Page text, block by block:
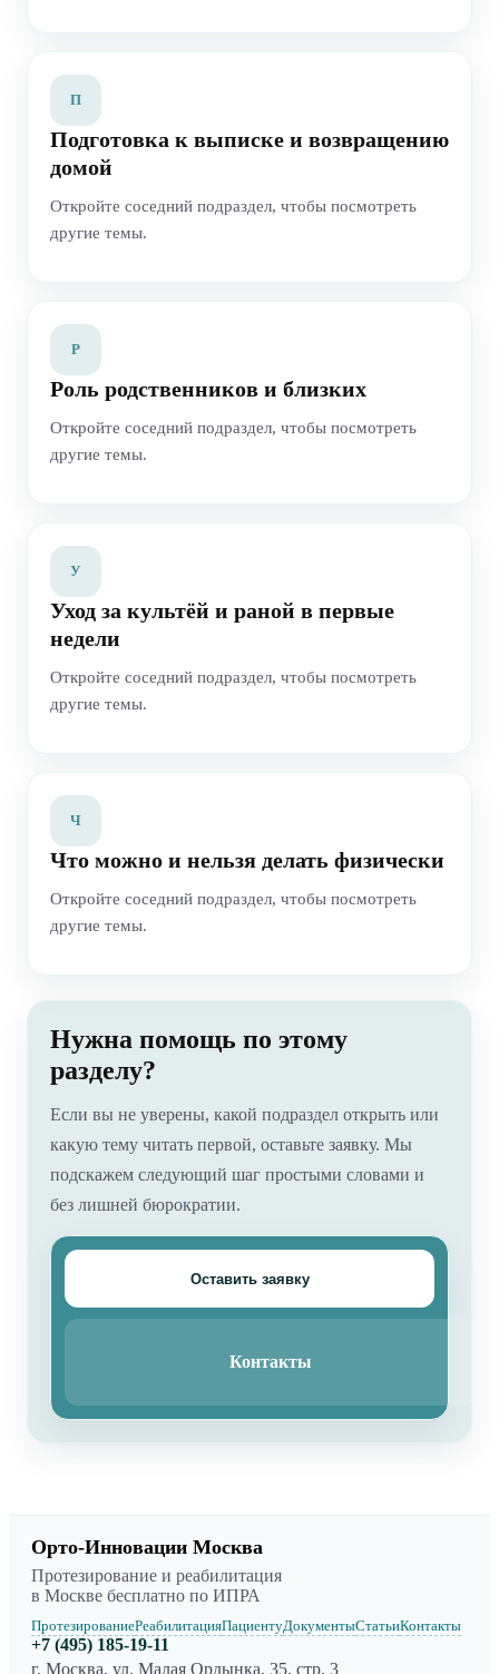
П
Подготовка к выписке и возвращению
домой
Откройте соседний подраздел, чтобы посмотреть
другие темы.
Р
Роль родственников и близких
Откройте соседний подраздел, чтобы посмотреть
другие темы.
У
Уход за культёй и раной в первые
недели
Откройте соседний подраздел, чтобы посмотреть
другие темы.
Ч
Что можно и нельзя делать физически
Откройте соседний подраздел, чтобы посмотреть
другие темы.
Нужна помощь по этому
разделу?
Если вы не уверены, какой подраздел открыть или
какую тему читать первой, оставьте заявку. Мы
подскажем следующий шаг простыми словами и
без лишней бюрократии.
Оставить заявку
Контакты
Орто-Инновации Москва
Протезирование и реабилитация
в Москве бесплатно по ИПРА
ПротезированиеРеабилитацияПациентуДокументыСтатьиКонтакты
+7 (495) 185-19-11
г. Москва, ул. Малая Ордынка, 35, стр. 3